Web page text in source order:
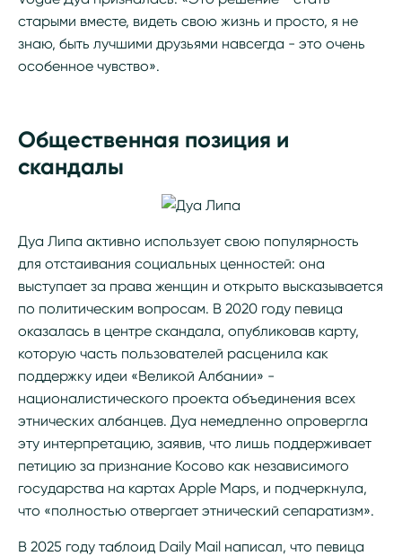
старыми вместе, видеть свою жизнь и просто, я не
знаю, быть лучшими друзьями навсегда - это очень
особенное чувство».
Общественная позиция и
скандалы
Дуа Липа активно использует свою популярность
для отстаивания социальных ценностей: она
выступает за права женщин и открыто высказывается
по политическим вопросам. В 2020 году певица
оказалась в центре скандала, опубликовав карту,
которую часть пользователей расценила как
поддержку идеи «Великой Албании» -
националистического проекта объединения всех
этнических албанцев. Дуа немедленно опровергла
эту интерпретацию, заявив, что лишь поддерживает
петицию за признание Косово как независимого
государства на картах Apple Maps, и подчеркнула,
что «полностью отвергает этнический сепаратизм».
В 2025 году таблоид Daily Mail написал, что певица